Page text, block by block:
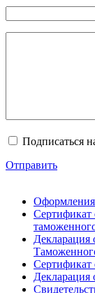
Подписаться
Отправить
Сертификат
Декларация
Сертификат
Декларация